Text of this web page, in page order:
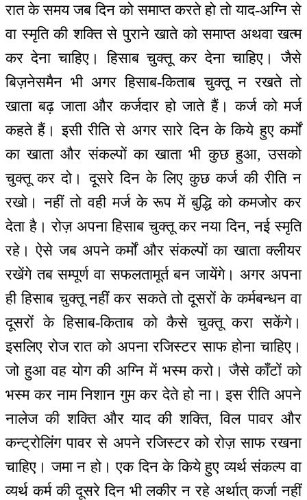
रात के समय जब दिन को समाप्त करते हो तो याद-अग्नि से
वा स्मृति की शक्ति से पुराने खाते को समाप्त अथवा खत्म
कर देना चाहिए। हिसाब चुक्तू कर देना चाहिए। जैसे
बिज़नेसमैन भी अगर हिसाब-किताब चुक्तू न रखते तो
खाता बढ़ जाता और कर्जदार हो जाते हैं। कर्ज को मर्ज
कहते हैं। इसी रीति से अगर सारे दिन के किये हुए कर्मों
का खाता और संकल्पों का खाता भी कुछ हुआ, उसको
चुक्तू कर दो। दूसरे दिन के लिए कुछ कर्ज की रीति न
रखो। नहीं तो वही मर्ज के रूप में बुद्धि को कमजोर कर
देता है। रोज़ अपना हिसाब चुक्तू कर नया दिन, नई स्मृति
रहे। ऐसे जब अपने कर्मों और संकल्पों का खाता क्लीयर
रखेंगे तब सम्पूर्ण वा सफलतामूर्त बन जायेंगे। अगर अपना
ही हिसाब चुक्तू नहीं कर सकते तो दूसरों के कर्मबन्धन वा
दूसरों के हिसाब-किताब को कैसे चुक्तू करा सकेंगे।
इसलिए रोज रात को अपना रजिस्टर साफ होना चाहिए।
जो हुआ वह योग की अग्नि में भस्म करो। जैसे काँटों को
भस्म कर नाम निशान गुम कर देते हो ना। इस रीति अपने
नालेज की शक्ति और याद की शक्ति, विल पावर और
कन्ट्रोलिंग पावर से अपने रजिस्टर को रोज़ साफ रखना
चाहिए। जमा न हो। एक दिन के किये हुए व्यर्थ संकल्प वा
व्यर्थ कर्म की दूसरे दिन भी लकीर न रहे अर्थात् कर्जा नहीं